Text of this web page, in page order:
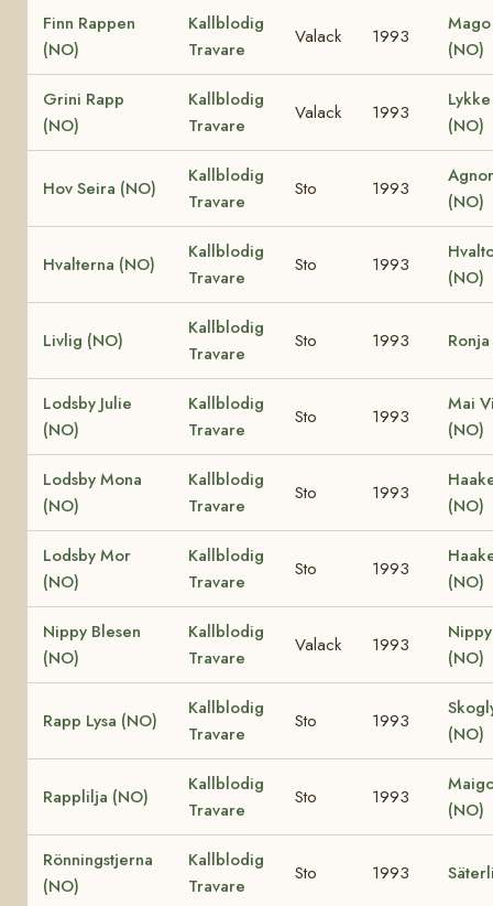
Finn Rappen
(NO)
Kallblodig
Travare
Valack 1993
(NO)
Grini Rapp
(NO)
Kallblodig
Travare
Valack 1993
(NO)
Hov Seira (NO)
Kallblodig
Travare
Sto 1993
(NO)
Hvalterna (NO)
Kallblodig
Travare
Sto 1993
(NO)
Livlig (NO)
Kallblodig
Travare
Sto 1993
Lodsby Julie
(NO)
Kallblodig
Travare
Sto 1993
Mai
(NO)
Lodsby Mona
(NO)
Kallblodig
Travare
Sto 1993
(NO)
Lodsby Mor
(NO)
Kallblodig
Travare
Sto 1993
(NO)
Nippy Blesen
(NO)
Kallblodig
Travare
Valack 1993
(NO)
Rapp Lysa (NO)
Kallblodig
Travare
Sto 1993
(NO)
Rapplilja (NO)
Kallblodig
Travare
Sto 1993
(NO)
Rönningstjerna
(NO)
Kallblodig
Travare
Sto 1993